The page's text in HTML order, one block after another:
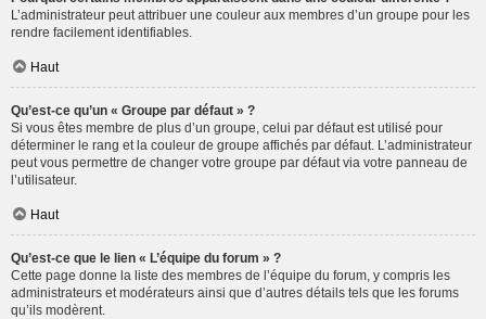
L’administrateur peut attribuer une couleur aux membres d’un groupe pour les
rendre facilement identifiables.
Haut
Qu’est-ce qu’un « Groupe par défaut » ?
Si vous êtes membre de plus d’un groupe, celui par défaut est utilisé pour
déterminer le rang et la couleur de groupe affichés par défaut. L’administrateur
peut vous permettre de changer votre groupe par défaut via votre panneau de
l’utilisateur.
Haut
Qu’est-ce que le lien « L’équipe du forum » ?
Cette page donne la liste des membres de l’équipe du forum, y compris les
administrateurs et modérateurs ainsi que d’autres détails tels que les forums
qu’ils modèrent.